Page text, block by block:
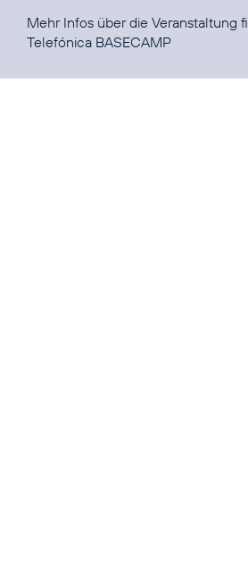
Mehr Infos über die Veranstaltung
Telefónica BASECAMP